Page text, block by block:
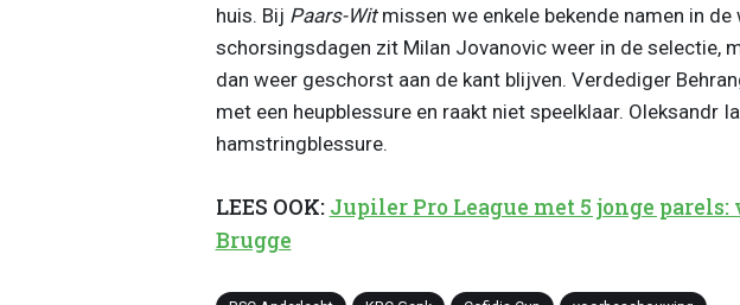
huis. Bij Paars-Witmissen we enkele bekende namen in
schorsingsdagen zit Milan Jovanovic weer in de selectie,
dan weer geschorst aan de kant blijven. Verdediger
met een heupblessure en raakt niet speelklaar. Oleksandr
hamstringblessure.
LEES OOK: Jupiler Pro League met 5 jonge parels:
Brugge